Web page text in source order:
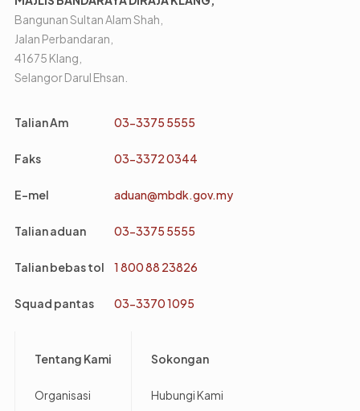
Bangunan Sultan Alam Shah,
Jalan Perbandaran,
41675 Klang,
Selangor Darul Ehsan.
Talian Am 03-3375 5555
Faks 03-3372 0344
E-mel aduan@mbdk.gov.my
Talian aduan 03-3375 5555
Talian bebas tol 1 800 88 23826
Squad pantas 03-3370 1095
Tentang Kami
Organisasi
Sokongan
Hubungi Kami